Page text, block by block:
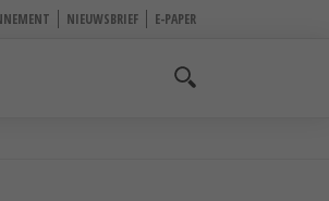
NIEUWSBRIEF E-PAPER